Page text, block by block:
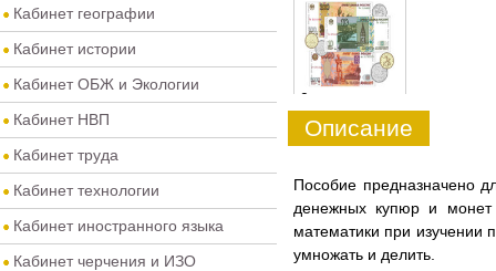
Кабинет географии
Кабинет истории
Кабинет ОБЖ и Экологии
Кабинет НВП
Кабинет труда
Кабинет технологии
Кабинет иностранного языка
Кабинет черчения и ИЗО
0
Описание
Пособие предназначено
денежных купюр и монет
математики при изучении
умножать и делить.